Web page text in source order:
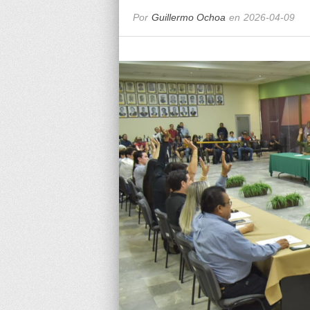
Por Guillermo Ochoa en 2026-04-09